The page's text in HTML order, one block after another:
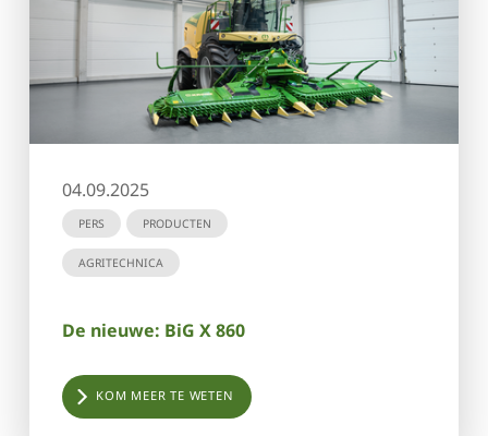
04.09.2025
PERS PRODUCTEN
AGRITECHNICA
De nieuwe: BiG X 860
KOM MEER TE WETEN